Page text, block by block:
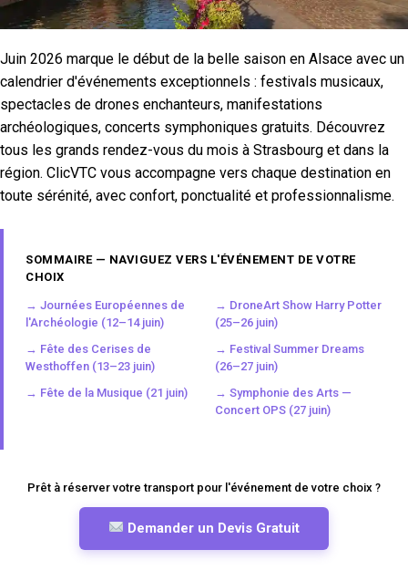
Juin 2026 marque le début de la belle saison en Alsace avec un
calendrier d'événements exceptionnels : festivals musicaux,
spectacles de drones enchanteurs, manifestations
archéologiques, concerts symphoniques gratuits. Découvrez
tous les grands rendez-vous du mois à Strasbourg et dans la
région. ClicVTC vous accompagne vers chaque destination en
toute sérénité, avec confort, ponctualité et professionnalisme.
SOMMAIRE — NAVIGUEZ VERS L'ÉVÉNEMENT DE VOTRE
CHOIX
→ Journées Européennes de
l'Archéologie (12–14 juin)
→ Fête des Cerises de
Westhoffen (13–23 juin)
→ Fête de la Musique (21 juin)
→ DroneArt Show Harry Potter
(25–26 juin)
→ Festival Summer Dreams
(26–27 juin)
→ Symphonie des Arts —
Concert OPS (27 juin)
Prêt à réserver votre transport pour l'événement de votre choix ?
Demander un Devis Gratuit